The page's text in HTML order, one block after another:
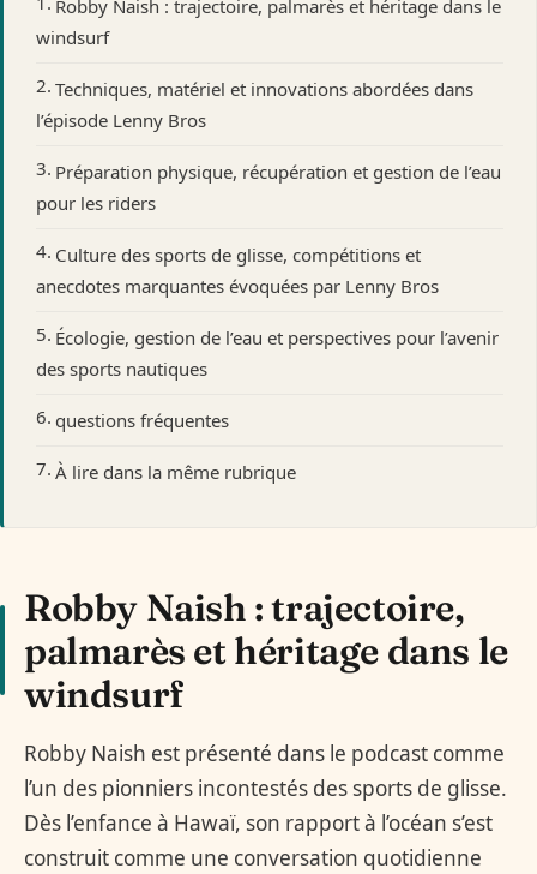
Robby Naish : trajectoire, palmarès et héritage dans le
windsurf
Techniques, matériel et innovations abordées dans
l’épisode Lenny Bros
Préparation physique, récupération et gestion de l’eau
pour les riders
Culture des sports de glisse, compétitions et
anecdotes marquantes évoquées par Lenny Bros
Écologie, gestion de l’eau et perspectives pour l’avenir
des sports nautiques
questions fréquentes
À lire dans la même rubrique
Robby Naish : trajectoire,
palmarès et héritage dans le
windsurf
Robby Naish est présenté dans le podcast comme
l’un des pionniers incontestés des sports de glisse.
Dès l’enfance à Hawaï, son rapport à l’océan s’est
construit comme une conversation quotidienne